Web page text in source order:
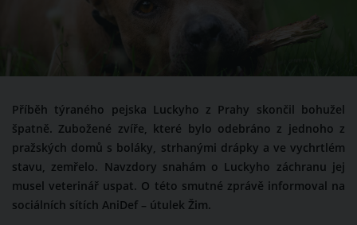
Příběh týraného pejska Luckyho z Prahy skončil bohužel
špatně. Zubožené zvíře, které bylo odebráno z jednoho z
pražských domů s boláky, strhanými drápky a ve vychrtlém
stavu, zemřelo. Navzdory snahám o Luckyho záchranu jej
musel veterinář uspat. O této smutné zprávě informoval na
sociálních sítích AniDef – útulek Žim.